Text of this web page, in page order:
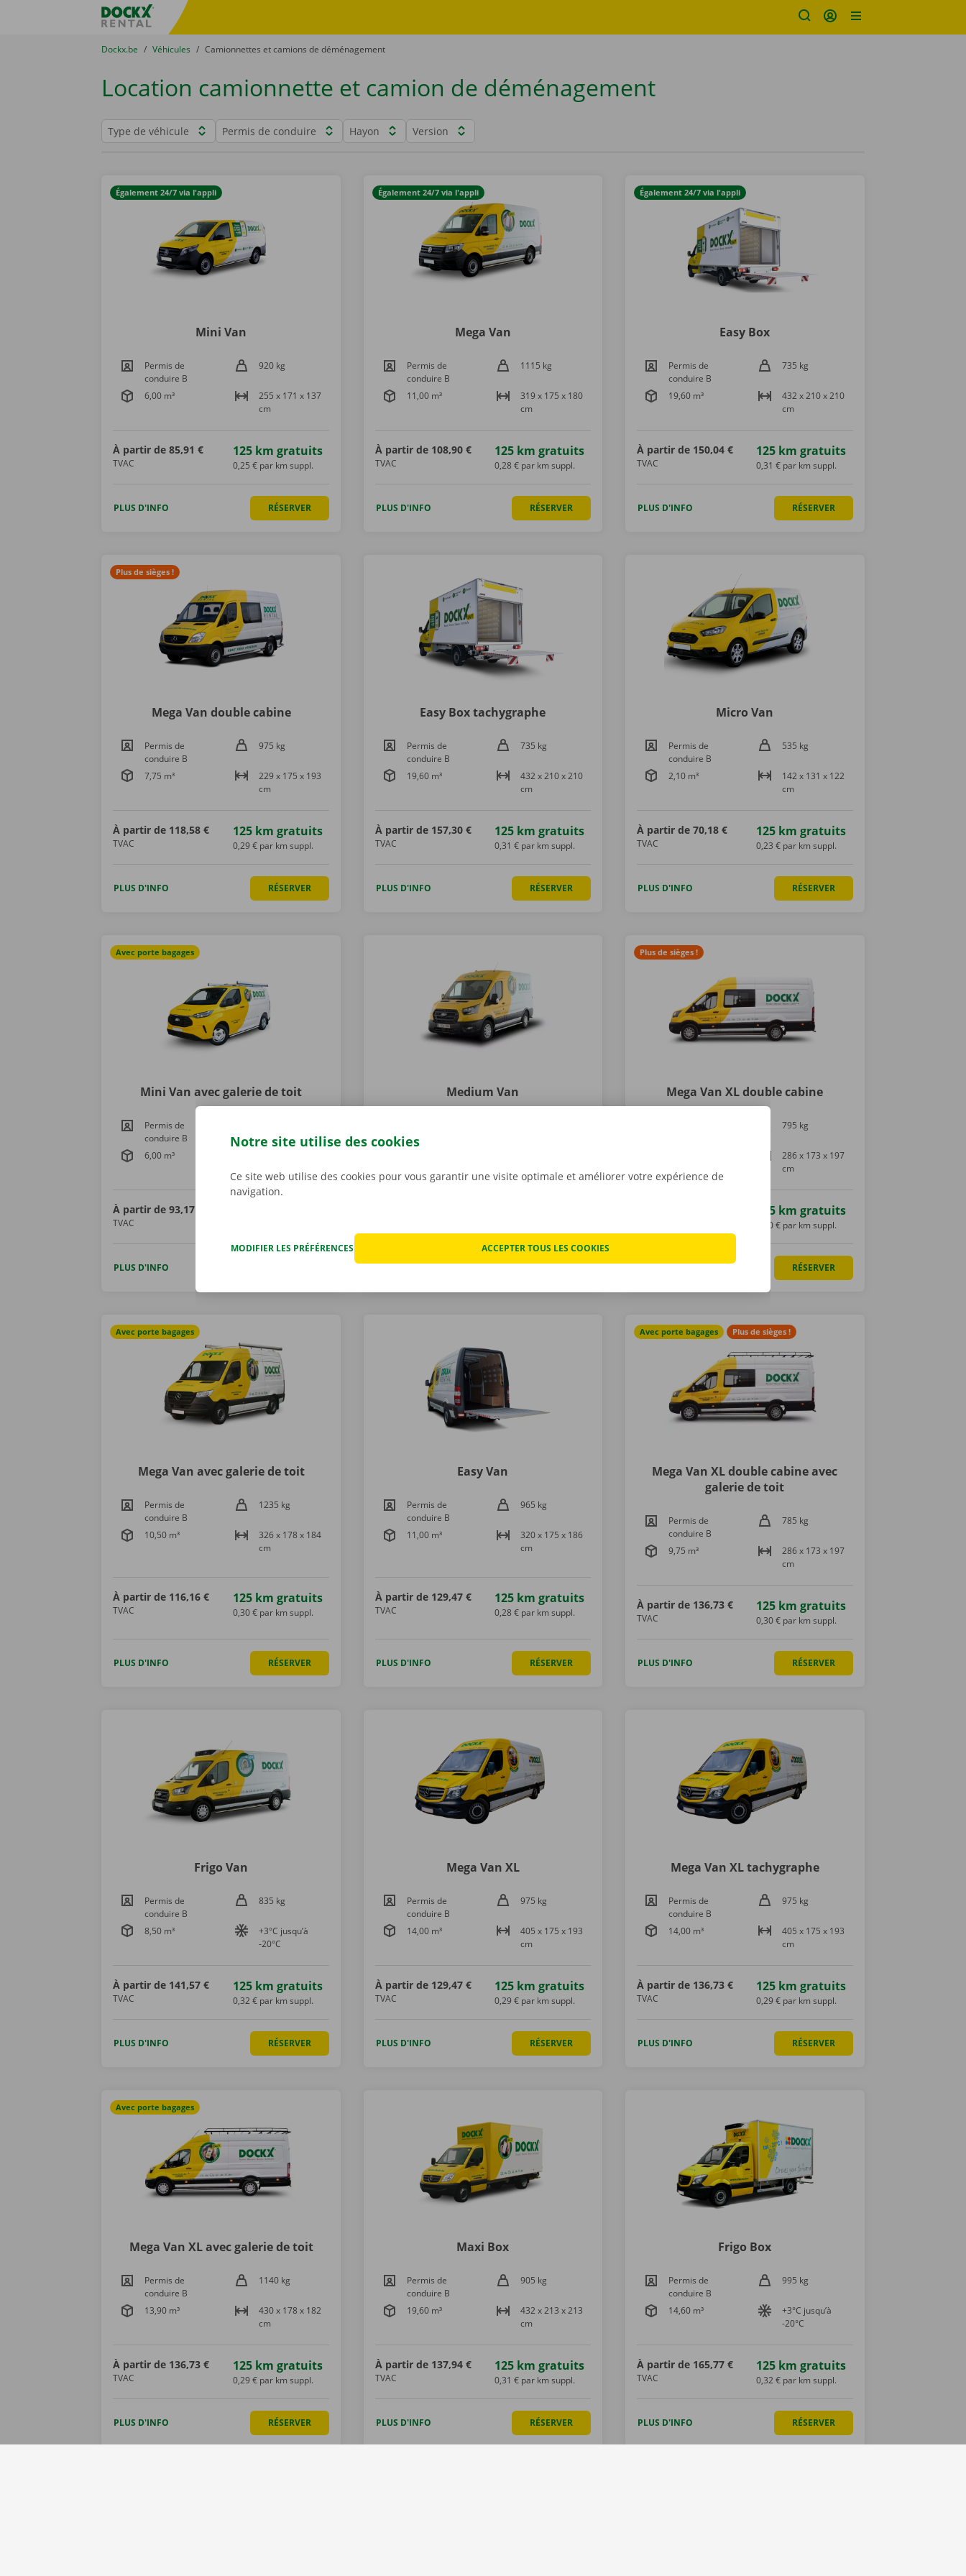
sitename
You are here:
du
Dockx.be to
Véhicules to
Camionnettes et camions de déménagement
Location camionnette et camion de déménagement
Filters
Filter your results
Type de véhicule Permis de conduire Hayon Version
Mini Van
Également 24/7 via l'appli
Permis de
conduire B
920 kg
6,00 m³
255 x 171 x 137
cm
À partir de 85,91 €
TVAC
125 km gratuits
0,25 € par km suppl.
PLUS D'INFO RÉSERVER
Mega Van
Également 24/7 via l'appli
Permis de
conduire B
1115 kg
11,00 m³
319 x 175 x 180
cm
À partir de 108,90 €
TVAC
125 km gratuits
0,28 € par km suppl.
PLUS D'INFO RÉSERVER
Easy Box
Également 24/7 via l'appli
Permis de
conduire B
735 kg
19,60 m³
432 x 210 x 210
cm
À partir de 150,04 €
TVAC
125 km gratuits
0,31 € par km suppl.
PLUS D'INFO RÉSERVER
Mega Van double cabine
Plus de sièges !
Permis de
conduire B
975 kg
7,75 m³
229 x 175 x 193
cm
À partir de 118,58 €
TVAC
125 km gratuits
0,29 € par km suppl.
PLUS D'INFO RÉSERVER
Easy Box tachygraphe
Permis de
conduire B
735 kg
19,60 m³
432 x 210 x 210
cm
À partir de 157,30 €
TVAC
125 km gratuits
0,31 € par km suppl.
PLUS D'INFO RÉSERVER
Micro Van
Permis de
conduire B
535 kg
2,10 m³
142 x 131 x 122
cm
À partir de 70,18 €
TVAC
125 km gratuits
0,23 € par km suppl.
PLUS D'INFO RÉSERVER
Mini Van avec galerie de toit
Avec porte bagages
Permis de
conduire B
6,00 m³
À partir de 93,17 €
TVAC
PLUS D'INFO
Medium Van
conduire B
PLUS D'INFO RÉSERVER
Mega Van XL double cabine
Plus de sièges !
795 kg
286 x 173 x 197
cm
125 km gratuits
0,30 € par km suppl.
PLUS D'INFO RÉSERVER
Mega Van avec galerie de toit
Avec porte bagages
Permis de
conduire B
1235 kg
10,50 m³
326 x 178 x 184
cm
À partir de 116,16 €
TVAC
125 km gratuits
0,30 € par km suppl.
PLUS D'INFO RÉSERVER
Easy Van
Permis de
conduire B
965 kg
11,00 m³
320 x 175 x 186
cm
À partir de 129,47 €
TVAC
125 km gratuits
0,28 € par km suppl.
PLUS D'INFO RÉSERVER
Mega Van XL double cabine avec
galerie de toit
Avec porte bagages Plus de sièges !
Permis de
conduire B
785 kg
9,75 m³
286 x 173 x 197
cm
À partir de 136,73 €
TVAC
125 km gratuits
0,30 € par km suppl.
PLUS D'INFO RÉSERVER
Frigo Van
Permis de
conduire B
835 kg
8,50 m³
+3°C jusqu’à
-20°C
À partir de 141,57 €
TVAC
125 km gratuits
0,32 € par km suppl.
PLUS D'INFO RÉSERVER
Mega Van XL
Permis de
conduire B
975 kg
14,00 m³
405 x 175 x 193
cm
À partir de 129,47 €
TVAC
125 km gratuits
0,29 € par km suppl.
PLUS D'INFO RÉSERVER
Mega Van XL tachygraphe
Permis de
conduire B
975 kg
14,00 m³
405 x 175 x 193
cm
À partir de 136,73 €
TVAC
125 km gratuits
0,29 € par km suppl.
PLUS D'INFO RÉSERVER
Mega Van XL avec galerie de toit
Avec porte bagages
Permis de
conduire B
1140 kg
13,90 m³
430 x 178 x 182
cm
À partir de 136,73 €
TVAC
125 km gratuits
0,29 € par km suppl.
PLUS D'INFO RÉSERVER
Maxi Box
Permis de
conduire B
905 kg
19,60 m³
432 x 213 x 213
cm
À partir de 137,94 €
TVAC
125 km gratuits
0,31 € par km suppl.
PLUS D'INFO RÉSERVER
Frigo Box
Permis de
conduire B
995 kg
14,60 m³
+3°C jusqu’à
-20°C
À partir de 165,77 €
TVAC
125 km gratuits
0,32 € par km suppl.
PLUS D'INFO RÉSERVER
Notre site utilise des cookies
Ce site web utilise des cookies pour vous garantir une visite optimale et améliorer votre expérience de
navigation.
MODIFIER LES PRÉFÉRENCES ACCEPTER TOUS LES COOKIES